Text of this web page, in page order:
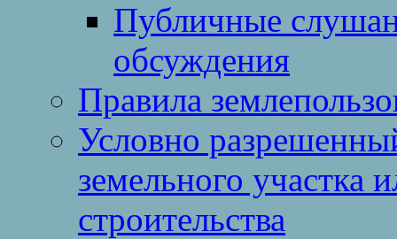
Публичные
обсуждения
Правила
Условно
земельного участка
строительства